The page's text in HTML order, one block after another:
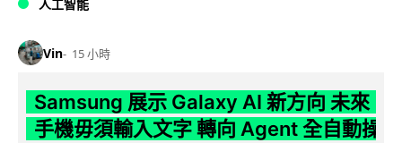
人工智能
Vin 15 小時
Samsung 展示 Galaxy AI 新方向 未來
手機毋須輸入文字 轉向 Agent 全自動操